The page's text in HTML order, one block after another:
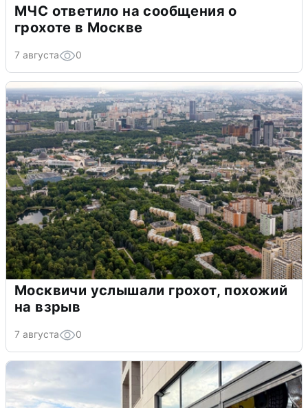
МЧС ответило на сообщения о
грохоте в Москве
7 августа 0
Москвичи услышали грохот, похожий
на взрыв
7 августа 0